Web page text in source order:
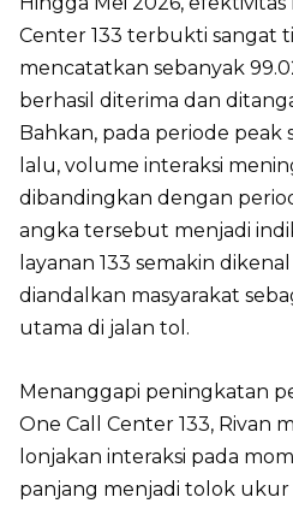
Center 133 terbukti sangat
mencatatkan sebanyak
berhasil diterima dan
Bahkan, pada periode peak
lalu, volume interaksi
dibandingkan dengan
angka tersebut menjadi
layanan 133 semakin
diandalkan masyarakat
utama di jalan tol.
Menanggapi peningkatan
One Call Center 133, Rivan
lonjakan interaksi pada
panjang menjadi tolok ukur